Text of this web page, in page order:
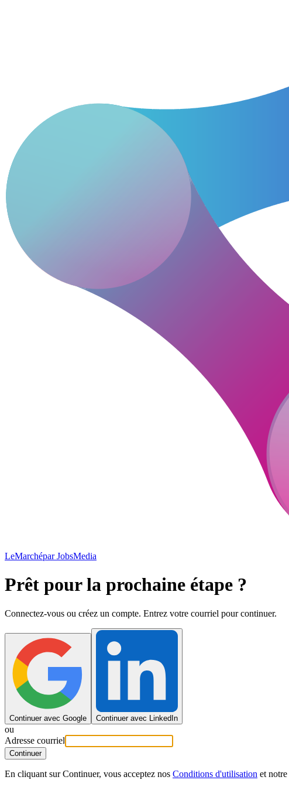
LeMarchépar JobsMedia
Prêt pour la prochaine étape ?
Connectez-vous ou créez un compte. Entrez votre courriel pour continuer.
Continuer avec Google Continuer avec LinkedIn
ou
Adresse courriel
Continuer
En cliquant sur Continuer, vous acceptez nos Conditions d'utilisation et notre